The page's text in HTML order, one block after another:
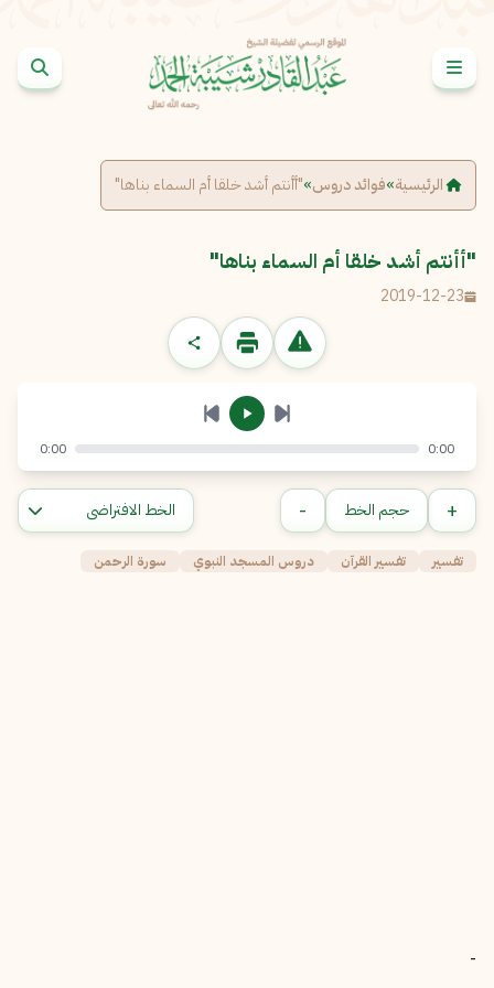
الرئيسية»فوائد دروس»"أأنتم أشد خلقا أم السماء بناها"
"أأنتم أشد خلقا أم السماء بناها"
2019-12-23
الإبلاغ عن مشكلة
الرسالة
إرسال إلغاء
0:00
0:00
+ حجم الخط -
تفسير تفسير القرآن دروس المسجد النبوي سورة الرحمن
-